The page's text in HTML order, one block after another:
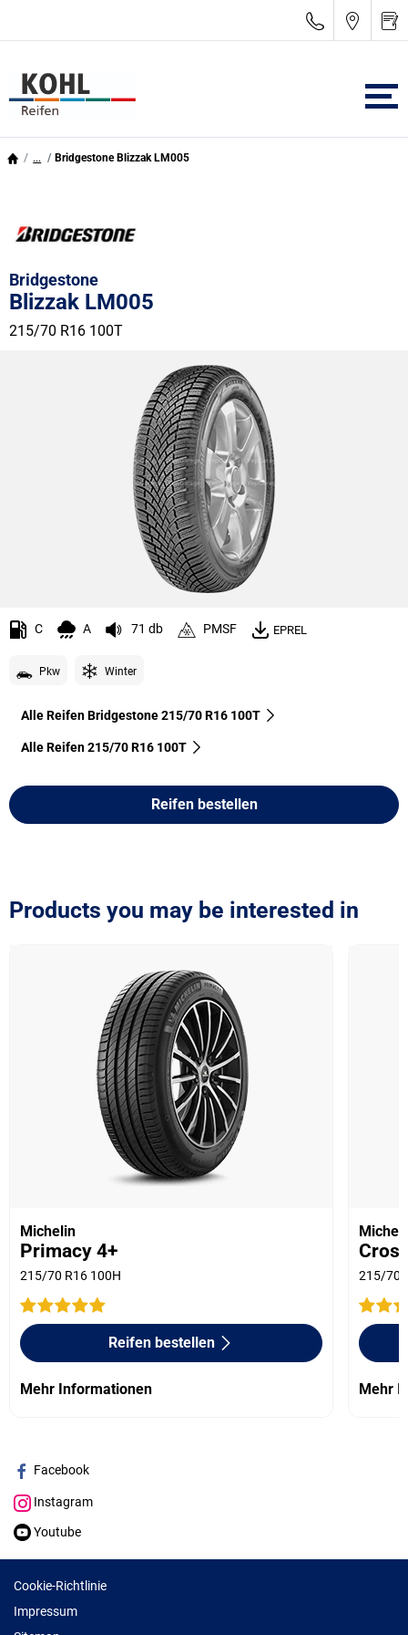
... Bridgestone Blizzak LM005
Bridgestone
Blizzak LM005
215/70 R16 100T
C A 71 db PMSF EPREL
Pkw Winter
Alle Reifen Bridgestone 215/70 R16 100T
Alle Reifen‎ 215/70 R16 100T
Reifen bestellen
Products you may be interested in
Michelin
Primacy 4+
215/70 R16 100H
Reifen bestellen
Mehr Informationen
215/70
Mehr
Facebook
Instagram
Youtube
Cookie-Richtlinie
Impressum